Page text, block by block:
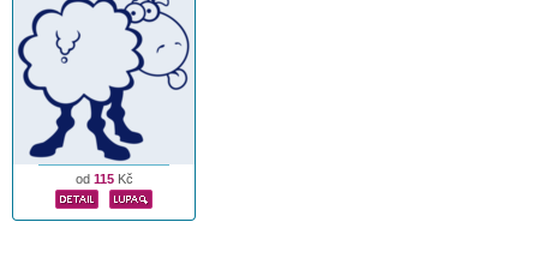
od 115Kč